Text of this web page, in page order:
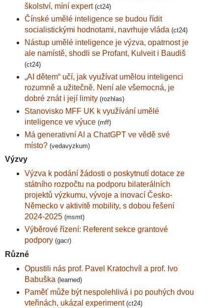
školství, míní expert (ct24)
Čínské umělé inteligence se budou řídit
socialistickými hodnotami, navrhuje vláda (ct24)
Nástup umělé inteligence je výzva, opatrnost je
ale namístě, shodli se Profant, Kulveit i Baudiš
(ct24)
„AI dětem“ učí, jak využívat umělou inteligenci
rozumně a užitečně. Není ale všemocná, je
dobré znát i její limity (rozhlas)
Stanovisko MFF UK k využívání umělé
inteligence ve výuce (mff)
Má generativní AI a ChatGPT ve vědě své
místo? (vedavyzkum)
Výzvy
Výzva k podání žádosti o poskytnutí dotace ze
státního rozpočtu na podporu bilaterálních
projektů výzkumu, vývoje a inovací Česko-
Německo v aktivitě mobility, s dobou řešení
2024-2025 (msmt)
Výběrové řízení: Referent sekce grantové
podpory (gacr)
Různé
Opustili nás prof. Pavel Kratochvíl a prof. Ivo
Babuška (learned)
Paměť může být nespolehlivá i po pouhých dvou
vteřinách, ukázal experiment (ct24)